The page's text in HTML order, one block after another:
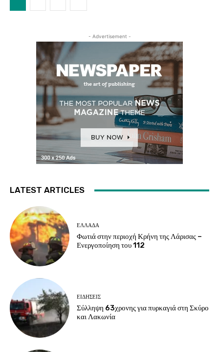
- Advertisement -
LATEST ARTICLES
ΕΛΛΑΔΑ
Φωτιά στην περιοχή Κρήνη της Λάρισας –
Ενεργοποίηση του 112
ΕΙΔΗΣΕΙΣ
Σύλληψη 63χρονης για πυρκαγιά στη Σκύρο
και Λακωνία